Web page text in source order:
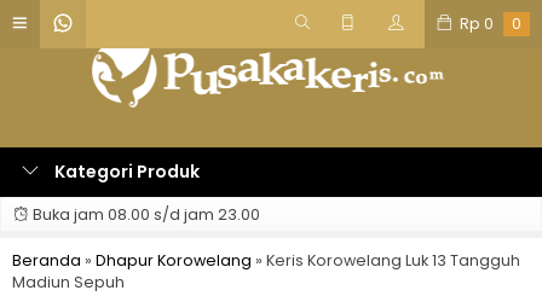
Rp 0 0
Kategori Produk
Buka jam 08.00 s/d jam 23.00
Beranda » Dhapur Korowelang » Keris Korowelang Luk 13 Tangguh
Madiun Sepuh